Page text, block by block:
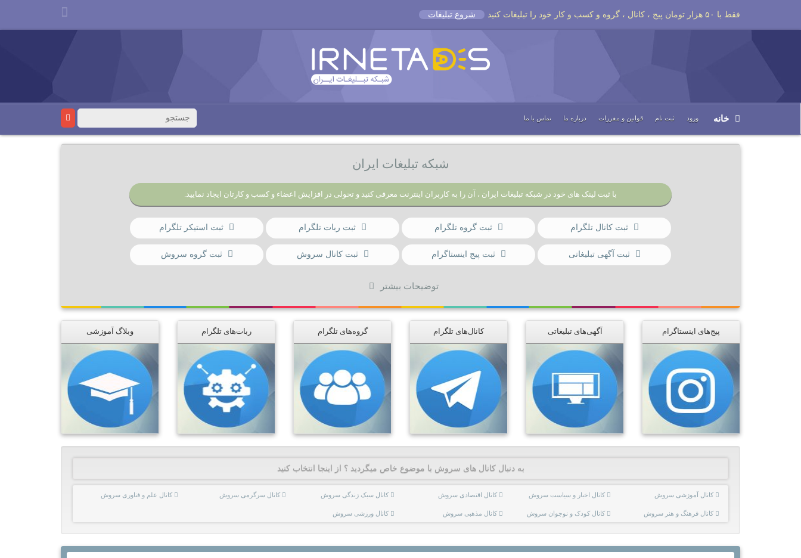
فقط با ۵۰ هزار تومان پیج ، کانال ، گروه و کسب و کار خود را تبلیغات کنید شروع تبلیغات
خانه ورود ثبت نام قوانین و مقررات درباره ما تماس با ما
شبکه تبلیغات ایران
با ثبت لینک های خود در شبکه تبلیغات ایران ، آن را به کاربران اینترنت معرفی کنید و تحولی در افزایش اعضاء و کسب و کارتان ایجاد نمایید.
ثبت کانال تلگرام ثبت گروه تلگرام ثبت ربات تلگرام ثبت استیکر تلگرام
ثبت آگهی تبلیغاتی ثبت پیج اینستاگرام ثبت کانال سروش ثبت گروه سروش
توضیحات بیشتر
پیج‌های اینستاگرام آگهی‌های تبلیغاتی کانال‌های تلگرام گروه‌های تلگرام ربات‌های تلگرام وبلاگ آموزشی
به دنبال کانال های سروش با موضوع خاص میگردید ؟ از اینجا انتخاب کنید
کانال آموزشی سروش کانال اخبار و سیاست سروش کانال اقتصادی سروش کانال سبک زندگی سروش کانال سرگرمی سروش کانال علم و فناوری سروش
کانال فرهنگ و هنر سروش کانال کودک و نوجوان سروش کانال مذهبی سروش کانال ورزشی سروش